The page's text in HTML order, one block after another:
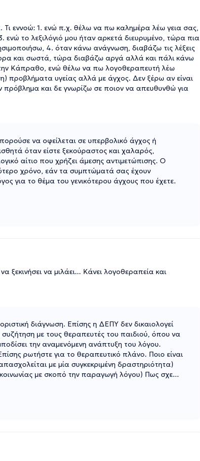
Τι εννοώ: 1. ενώ π.χ. θέλω να πω καλημέρα λέω γεια σας,
ενώ το λεξιλόγιό μου ήταν αρκετά διευρυμένο, τώρα πια
4. όταν κάνω ανάγνωση, διαβάζω τις λέξεις
και σωστά, τώρα διαβάζω αργά αλλά και πάλι κάνω
Κάπραθο, ενώ θέλω να πω λογοθεραπευτή λέω
προβλήματα υγείας αλλά με άγχος. Δεν ξέρω αν είναι
και δε γνωρίζω σε ποιον να απευθυνθώ για
να οφείλεται σε υπερβολικό άγχος ή
όταν είστε ξεκούραστος και χαλαρός,
αίτιο που χρήζει άμεσης αντιμετώπισης. Ο
χρόνο, εάν τα συμπτώματά σας έχουν
για το θέμα του γενικότερου άγχους που έχετε.
να μιλάει... Κάνει λογοθεραπεία και
διάγνωση. Επίσης η ΔΕΠΥ δεν δικαιολογεί
με τους θεραπευτές του παιδιού, όπου να
την αναμενόμενη ανάπτυξη του λόγου.
ρωτήστε για το θεραπευτικό πλάνο. Ποιο είναι
με μία συγκεκριμένη δραστηριότητα)
με σκοπό την παραγωγή λόγου) Πως σχε...